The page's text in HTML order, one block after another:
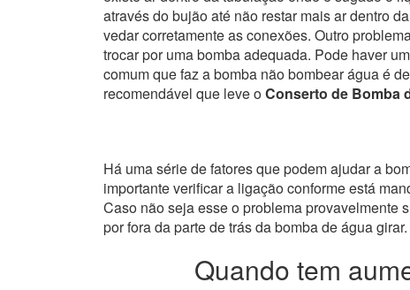
através do bujão até não restar mais ar dentro
vedar corretamente as conexões. Outro
trocar por uma bomba adequada. Pode haver
comum que faz a bomba não bombear água é
recomendável que leve oConserto de Bomba
Há uma série de fatores que podem ajudar a
importante verificar a ligação conforme está
Caso não seja esse o problema provavelmente
por fora da parte de trás da bomba de água girar.
Quando tem